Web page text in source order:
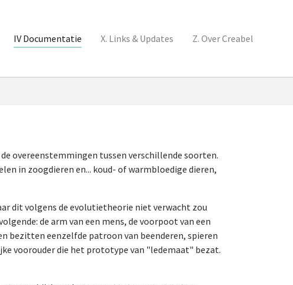
IV Documentatie X. Links & Updates Z. Over Creabel
overeenstemmingen tussen verschillende soorten.
in zoogdieren en... koud- of warmbloedige dieren,
dit volgens de evolutietheorie niet verwacht zou
de arm van een mens, de voorpoot van een
bezitten eenzelfde patroon van beenderen, spieren
voorouder die het prototype van "ledemaat" bezat.